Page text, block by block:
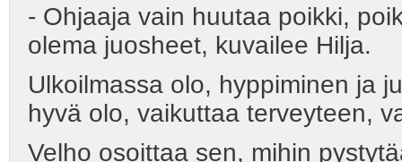
- Ohjaaja vain huutaa poikki,
olema juosheet, kuvailee Hilja.
Ulkoilmassa olo, hyppiminen ja
hyvä olo, vaikuttaa terveyteen,
Velho osoittaa sen, mihin